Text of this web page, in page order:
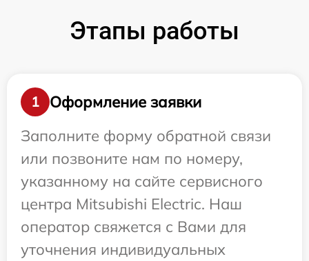
Этапы работы
1
Оформление заявки
Заполните форму обратной связи
или позвоните нам по номеру,
указанному на сайте сервисного
центра Mitsubishi Electric. Наш
оператор свяжется с Вами для
уточнения индивидуальных